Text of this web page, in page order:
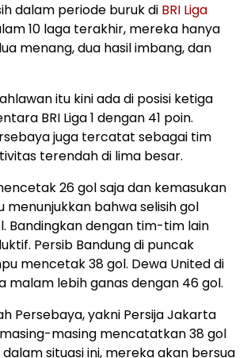
dalam periode buruk di BRI Liga
10 laga terakhir, mereka hanya
menang, dua hasil imbang, dan
itu kini ada di posisi ketiga
BRI Liga 1 dengan 41 poin.
juga tercatat sebagai tim
terendah di lima besar.
26 gol saja dan kemasukan
menunjukkan bahwa selisih gol
Bandingkan dengan tim-tim lain
Persib Bandung di puncak
mencetak 38 gol. Dewa United di
malam lebih ganas dengan 46 gol.
Persebaya, yakni Persija Jakarta
masing mencatatkan 38 gol
situasi ini, mereka akan bersua